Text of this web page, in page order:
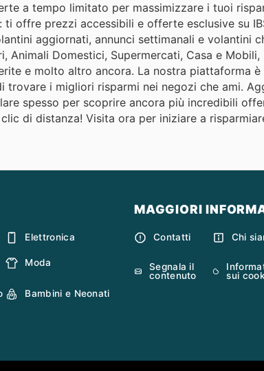
a tempo limitato per massimizzare i tuoi
offre prezzi accessibili e offerte esclusive su
aggiornati, annunci settimanali e volantini
Animali Domestici, Supermercati, Casa e
e molto altro ancora. La nostra piattaforma
i migliori risparmi nei negozi che ami.
spesso per scoprire ancora più incredibili
di distanza! Visita ora per iniziare a
Elettronica
Moda
Bambini e Neonati
MAGGIORI
Contatti Chi
Segnala il
contenuto
sui